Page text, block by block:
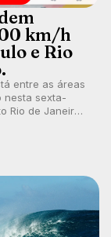
km/h
e Rio
entre as áreas
nesta sexta-
Rio de Janeiro
para ventos